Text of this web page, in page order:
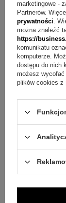
Pytanie:Jak
Odpowiedź:
dedykację,
przykładowych
Pytanie: Jak
Odpowiedź:
cechę Urzędu
Na
Odpowiedź:
Bierzmowanie
Jak
pudełeczku z
marketingowe -
Partnerów.
prywatności.
można znaleźć
https://
komunikatu
komputerze.
dostępu do nich
możesz wycofać
plików cookies z